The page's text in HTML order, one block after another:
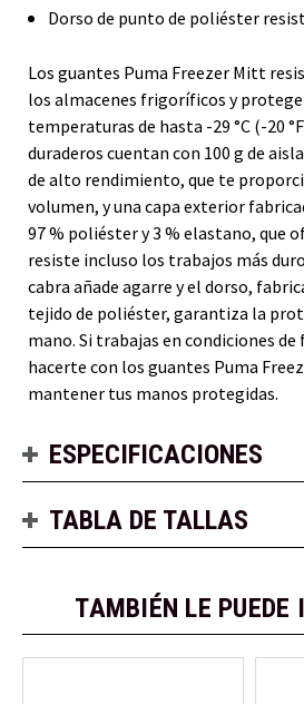
Dorso de punto de poliéster
Los guantes Puma Freezer Mitt
los almacenes frigoríficos y
temperaturas de hasta -29 °C (-20
duraderos cuentan con 100 g de
de alto rendimiento, que te
volumen, y una capa exterior
97 % poliéster y 3 % elastano, que
resiste incluso los trabajos más
cabra añade agarre y el dorso,
tejido de poliéster, garantiza la
mano. Si trabajas en condiciones
hacerte con los guantes Puma
mantener tus manos protegidas.
ESPECIFICACIONES
TABLA DE TALLAS
TAMBIÉN LE PUEDE